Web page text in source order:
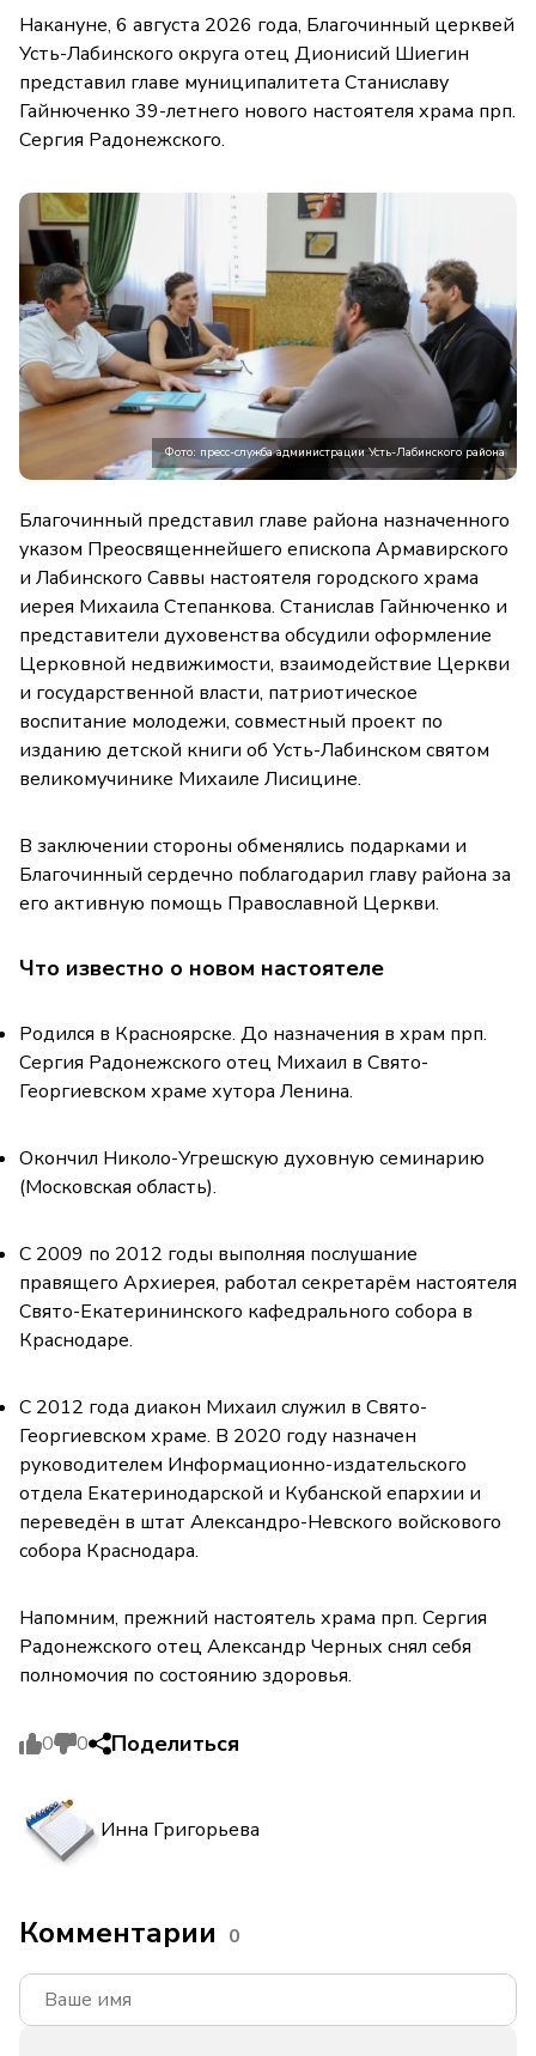
Накануне, 6 августа 2026 года, Благочинный церквей
Усть-Лабинского округа отец Дионисий Шиегин
представил главе муниципалитета Станиславу
Гайнюченко 39-летнего нового настоятеля храма прп.
Сергия Радонежского.
Фото: пресс-служба администрации Усть-Лабинского района
Благочинный представил главе района назначенного
указом Преосвященнейшего епископа Армавирского
и Лабинского Саввы настоятеля городского храма
иерея Михаила Степанкова. Станислав Гайнюченко и
представители духовенства обсудили оформление
Церковной недвижимости, взаимодействие Церкви
и государственной власти, патриотическое
воспитание молодежи, совместный проект по
изданию детской книги об Усть-Лабинском святом
великомучинике Михаиле Лисицине.
В заключении стороны обменялись подарками и
Благочинный сердечно поблагодарил главу района за
его активную помощь Православной Церкви.
Что известно о новом настоятеле
Родился в Красноярске. До назначения в храм прп.
Сергия Радонежского отец Михаил в Свято-
Георгиевском храме хутора Ленина.
Окончил Николо-Угрешскую духовную семинарию
(Московская область).
С 2009 по 2012 годы выполняя послушание
правящего Архиерея, работал секретарём настоятеля
Свято-Екатерининского кафедрального собора в
Краснодаре.
С 2012 года диакон Михаил служил в Свято-
Георгиевском храме. В 2020 году назначен
руководителем Информационно-издательского
отдела Екатеринодарской и Кубанской епархии и
переведён в штат Александро-Невского войскового
собора Краснодара.
Напомним, прежний настоятель храма прп. Сергия
Радонежского отец Александр Черных снял себя
полномочия по состоянию здоровья.
0 0 Поделиться
Инна Григорьева
Комментарии 0